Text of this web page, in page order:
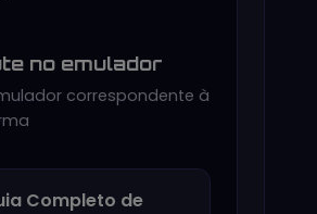
no emulador
correspondente à
Completo de